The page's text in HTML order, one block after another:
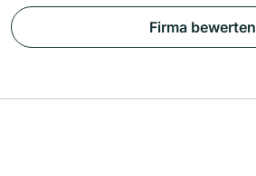
Firma bewerten